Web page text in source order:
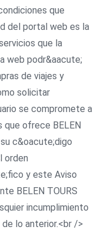
que
del portal web es la
que la
web podr&aacute;
de viajes y
solicitar
se compromete a
que ofrece BELEN
c&oacute;digo
orden
y este Aviso
BELEN TOURS
incumplimiento
lo anterior.<br />